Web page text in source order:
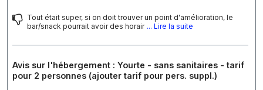
Tout était super, si on doit trouver un point d'amélioration, le
bar/snack pourrait avoir des horair ... Lire la suite
Avis sur l'hébergement : Yourte - sans sanitaires - tarif
pour 2 personnes (ajouter tarif pour pers. suppl.)